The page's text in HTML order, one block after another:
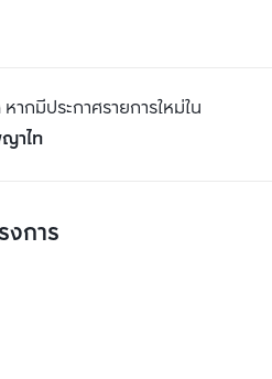
ากมีประกาศรายการใหม่ใน
าไท
งการ